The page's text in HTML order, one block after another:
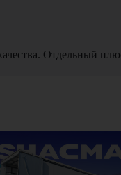
Отдельный